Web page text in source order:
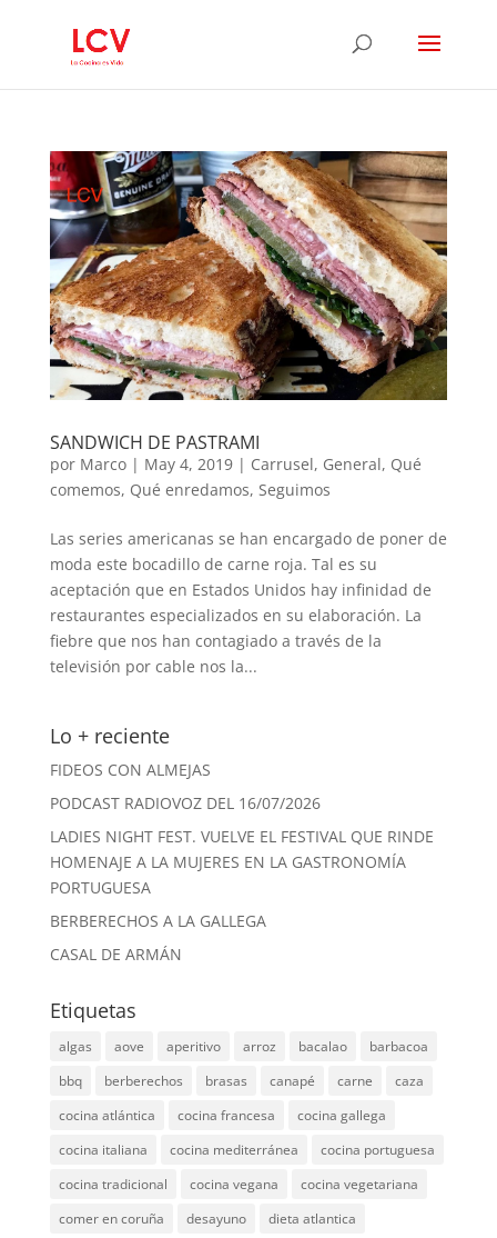
SANDWICH DE PASTRAMI
por Marco| May 4, 2019| Carrusel, General, Qué
comemos, Qué enredamos, Seguimos
Las series americanas se han encargado de poner de
moda este bocadillo de carne roja. Tal es su
aceptación que en Estados Unidos hay infinidad de
restaurantes especializados en su elaboración. La
fiebre que nos han contagiado a través de la
televisión por cable nos la...
Lo + reciente
FIDEOS CON ALMEJAS
PODCAST RADIOVOZ DEL 16/07/2026
LADIES NIGHT FEST. VUELVE EL FESTIVAL QUE RINDE
HOMENAJE A LA MUJERES EN LA GASTRONOMÍA
PORTUGUESA
BERBERECHOS A LA GALLEGA
CASAL DE ARMÁN
Etiquetas
algas aove aperitivo arroz bacalao
barbacoa
bbq
berberechos brasas canapé carne
caza
cocina atlántica
cocina francesa
cocina gallega
cocina italiana
cocina mediterránea
cocina portuguesa
cocina tradicional
cocina vegana
cocina vegetariana
comer en coruña
desayuno
dieta atlantica